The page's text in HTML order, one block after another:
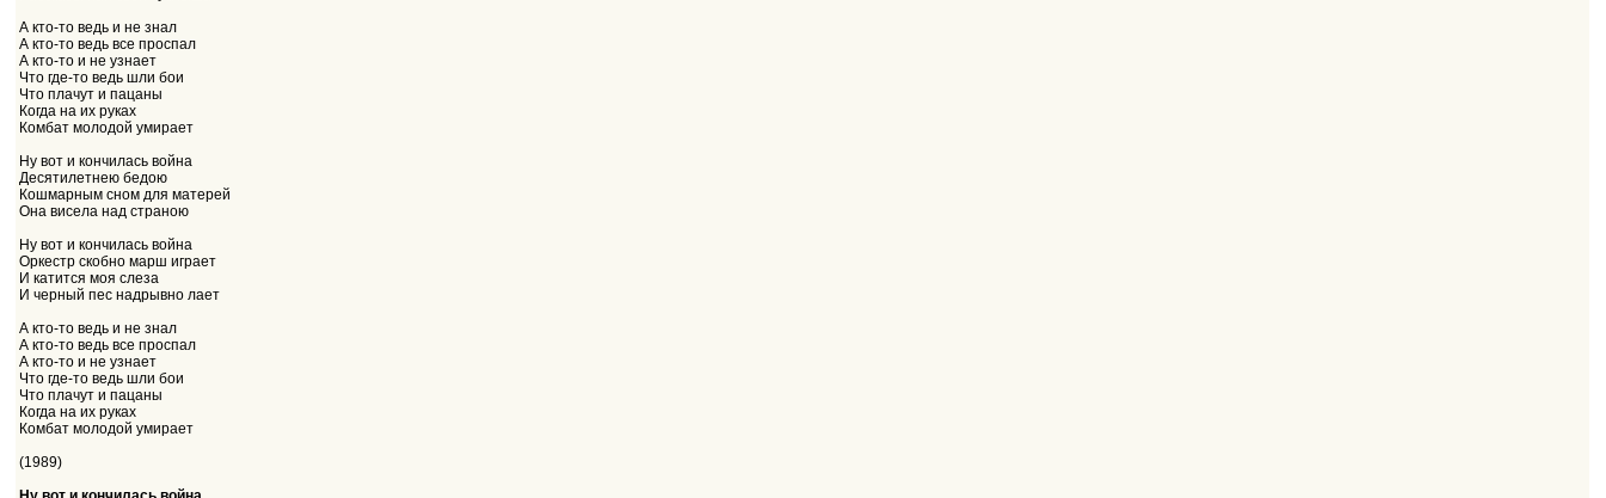
А кто-то ведь и не знал
А кто-то ведь все проспал
А кто-то и не узнает
Что где-то ведь шли бои
Что плачут и пацаны
Когда на их руках
Комбат молодой умирает
Ну вот и кончилась война
Десятилетнею бедою
Кошмарным сном для матерей
Она висела над страною
Ну вот и кончилась война
Оркестр скобно марш играет
И катится моя слеза
И черный пес надрывно лает
А кто-то ведь и не знал
А кто-то ведь все проспал
А кто-то и не узнает
Что где-то ведь шли бои
Что плачут и пацаны
Когда на их руках
Комбат молодой умирает
(1989)